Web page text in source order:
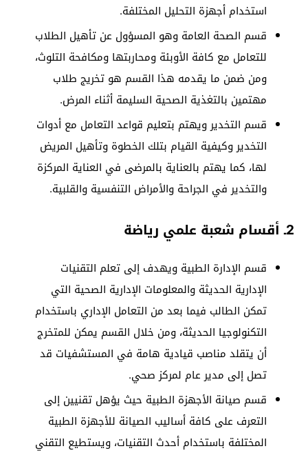
استخدام أجهزة التحليل المختلفة.
قسم الصحة العامة وهو المسؤول عن تأهيل الطلاب
للتعامل مع كافة الأوبئة ومحاربتها ومكافحة التلوث،
ومن ضمن ما يقدمه هذا القسم هو تخريج طلاب
مهتمين بالتغذية الصحية السليمة أثناء المرض.
قسم التخدير ويهتم بتعليم قواعد التعامل مع أدوات
التخدير وكيفية القيام بتلك الخطوة وتأهيل المريض
لها، كما يهتم بالعناية بالمرضى في العناية المركزة
والتخدير في الجراحة والأمراض التنفسية والقلبية.
2ـ أقسام شعبة علمي رياضة
قسم الإدارة الطبية ويهدف إلى تعلم التقنيات
الإدارية الحديثة والمعلومات الإدارية الصحية التي
تمكن الطالب فيما بعد من التعامل الإداري باستخدام
التكنولوجيا الحديثة، ومن خلال القسم يمكن للمتخرج
أن يتقلد مناصب قيادية هامة في المستشفيات قد
تصل إلى مدير عام لمركز صحي.
قسم صيانة الأجهزة الطبية حيث يؤهل تقنيين إلى
التعرف على كافة أساليب الصيانة للأجهزة الطبية
المختلفة باستخدام أحدث التقنيات، ويستطيع التقني